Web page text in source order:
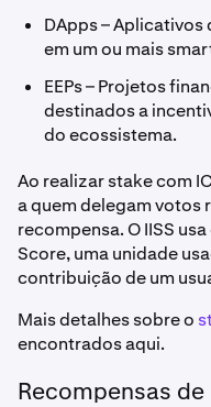
DApps –
em um ou mais
EEPs – Projetos
destinados a
do ecossistema.
Ao realizar stake com
a quem delegam votos
recompensa. O IISS
Score, uma unidade
contribuição de um
Mais detalhes sobre o
encontrados aqui.
Recompensas de